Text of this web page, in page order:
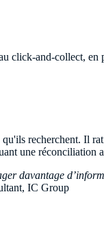
click-and-collect, en
recherchent. Il
une réconciliation
davantage
IC Group